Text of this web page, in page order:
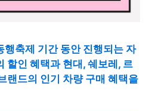
축제 기간 동안 진행되는 자
할인 혜택과 현대, 쉐보레, 르
랜드의 인기 차량 구매 혜택을